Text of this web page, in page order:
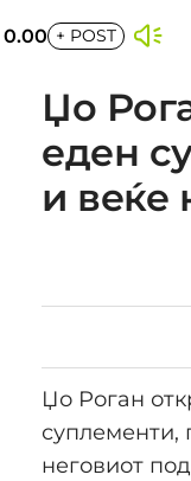
0.00 + POST
Џо
еден
и веќе
Џо Роган
суплементи,
неговиот